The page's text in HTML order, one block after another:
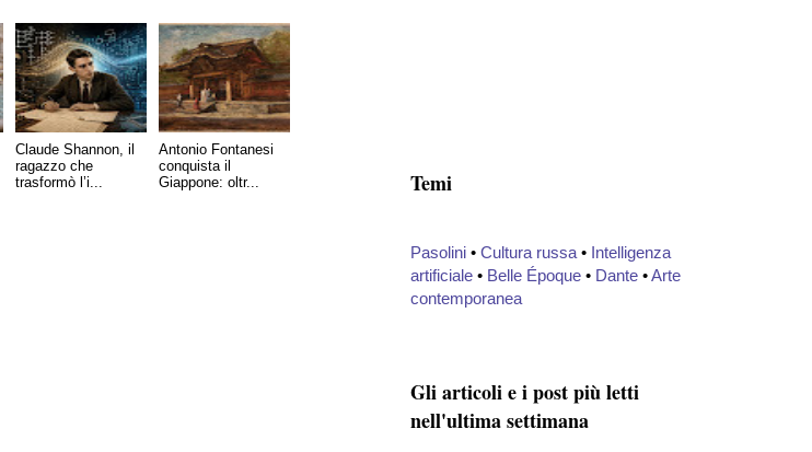
Claude Shannon, il
ragazzo che
trasformò l’i...
Antonio Fontanesi
conquista il
Giappone: oltr...
Temi
Pasolini • Cultura russa • Intelligenza
artificiale • Belle Époque • Dante •Arte
contemporanea
Gli articoli e i post più letti
nell'ultima settimana